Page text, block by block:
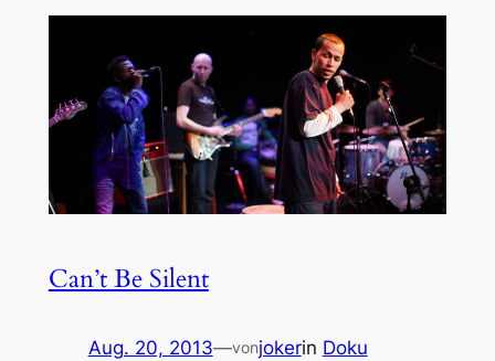
Can’t Be Silent
Aug. 20, 2013—vonjokerin Doku